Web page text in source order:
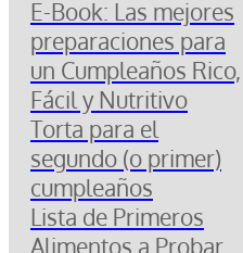
E-Book: Las mejores
preparaciones para
un Cumpleaños Rico,
Fácil y Nutritivo
Torta para el
segundo (o primer)
cumpleaños
Lista de Primeros
Alimentos a Probar